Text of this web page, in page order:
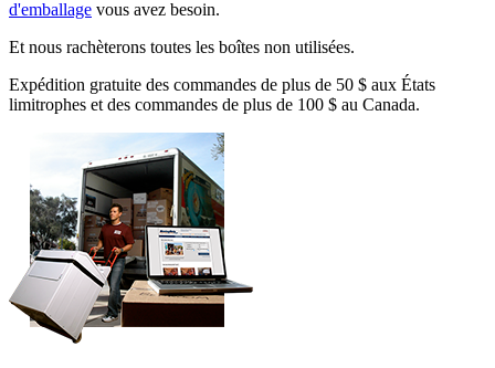
d'emballage vous avez besoin.
Et nous rachèterons toutes les boîtes non utilisées.
Expédition gratuite des commandes de plus de 50 $ aux États
limitrophes et des commandes de plus de 100 $ au Canada.